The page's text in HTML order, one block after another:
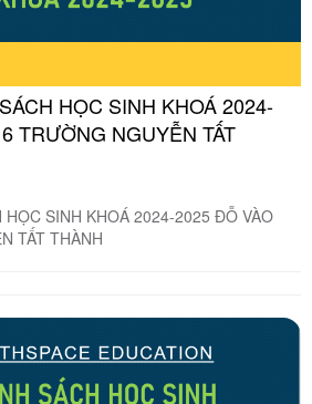
HỌC SINH KHOÁ 2024-
TRƯỜNG NGUYỄN TẤT
HỌC SINH KHOÁ 2024-2025 ĐỖ VÀO
TẤT THÀNH